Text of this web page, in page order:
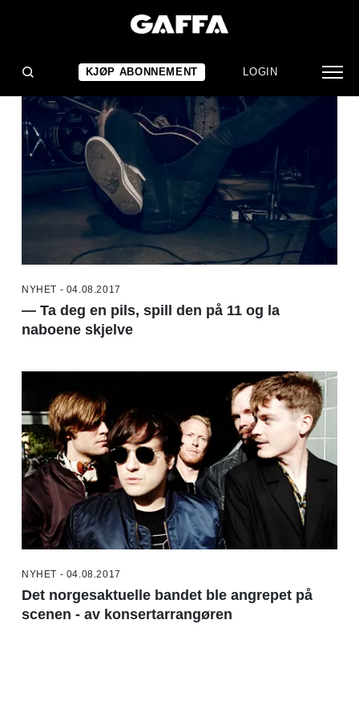
KJØP ABONNEMENT LOGIN
NYHET - 04.08.2017
— Ta deg en pils, spill den på 11 og la
naboene skjelve
NYHET - 04.08.2017
Det norgesaktuelle bandet ble angrepet på
scenen - av konsertarrangøren